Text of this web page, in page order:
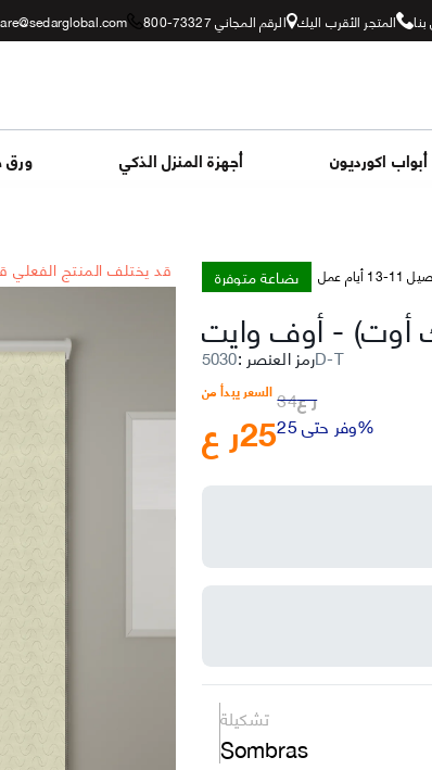
الرقم المجاني 73327-800 المتجر الأقرب اليك
ورق أجهزة المنزل الذكي أبواب اكورديون
*قد يختلف المنتج الفعلي بضاعة متوفرة أيام عمل
أوت) -أوف وايت
رمز العنصر : 5030D-T
السعر يبدأ من
ر ع25
ر ع34
وفر حتى 25%
تشكيلة
Sombras